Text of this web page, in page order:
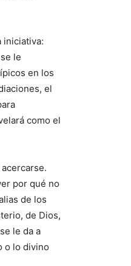
iniciativa:
le
en los
el
como el
por qué no
de los
de Dios,
le da a
o lo divino